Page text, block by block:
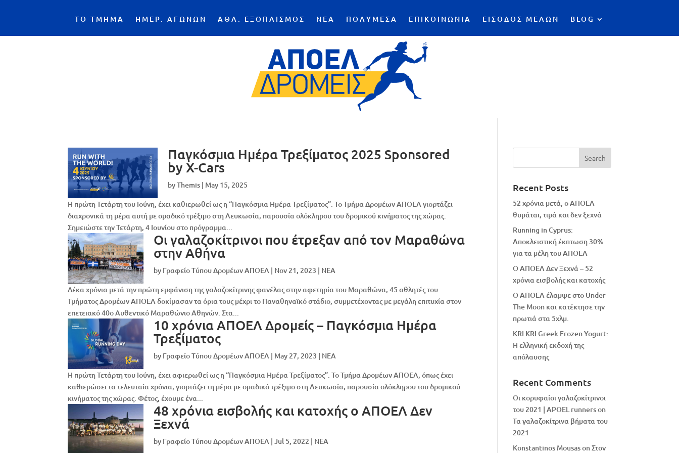
ΤΟ ΤΜΗΜΑ ΗΜΕΡ. ΑΓΩΝΩΝ ΑΘΛ. ΕΞΟΠΛΙΣΜΟΣ ΝΕΑ ΠΟΛΥΜΕΣΑ ΕΠΙΚΟΙΝΩΝΙΑ ΕΙΣΟΔΟΣ ΜΕΛΩΝ BLOG
Παγκόσμια Ημέρα Τρεξίματος 2025 Sponsored
by X-Cars
byThemis | May 15, 2025
Η πρώτη Τετάρτη του Ιούνη, έχει καθιερωθεί ως η “Παγκόσμια Ημέρα Τρεξίματος”. Το Τμήμα Δρομέων ΑΠΟΕΛ γιορτάζει
διαχρονικά τη μέρα αυτή με ομαδικό τρέξιμο στη Λευκωσία, παρουσία ολόκληρου του δρομικού κινήματος της χώρας.
Σημειώστε την Τετάρτη, 4 Ιουνίου στο πρόγραμμα...
Οι γαλαζοκίτρινοι που έτρεξαν από τον Μαραθώνα
στην Αθήνα
by Γραφείο Τύπου Δρομέων ΑΠΟΕΛ | Nov 21, 2023 | NEA
Δέκα χρόνια μετά την πρώτη εμφάνιση της γαλαζοκίτρινης φανέλας στην αφετηρία του Μαραθώνα, 45 αθλητές του
Τμήματος Δρομέων ΑΠΟΕΛ δοκίμασαν τα όρια τους μέχρι το Παναθηναϊκό στάδιο, συμμετέχοντας με μεγάλη επιτυχία στον
επετειακό 40ο Αυθεντικό Μαραθώνιο Αθηνών. Στα...
10 χρόνια ΑΠΟΕΛ Δρομείς – Παγκόσμια Ημέρα
Τρεξίματος
by Γραφείο Τύπου Δρομέων ΑΠΟΕΛ | May 27, 2023 | NEA
Η πρώτη Τετάρτη του Ιούνη, έχει αφιερωθεί ως η “Παγκόσμια Ημέρα Τρεξίματος”. Το Τμήμα Δρομέων ΑΠΟΕΛ, όπως έχει
καθιερώσει τα τελευταία χρόνια, γιορτάζει τη μέρα με ομαδικό τρέξιμο στη Λευκωσία, παρουσία ολόκληρου του δρομικού
κινήματος της χώρας. Φέτος, έχουμε ένα...
48 χρόνια εισβολής και κατοχής ο ΑΠΟΕΛ Δεν
Ξεχνά
by Γραφείο Τύπου Δρομέων ΑΠΟΕΛ |Jul 5, 2022 | NEA
Recent Posts
52 χρόνια μετά, ο ΑΠΟΕΛ
θυμάται, τιμά και δεν ξεχνά
Running in Cyprus:
Αποκλειστική έκπτωση 30%
για τα μέλη του ΑΠΟΕΛ
Ο ΑΠΟΕΛ Δεν Ξεχνά – 52
χρόνια εισβολής και κατοχής
Ο ΑΠΟΕΛ έλαμψε στο Under
The Moon και κατέκτησε την
πρωτιά στα 5χλμ.
KRI KRI Greek Frozen Yogurt:
Η ελληνική εκδοχή της
απόλαυσης
Recent Comments
Οι κορυφαίοι γαλαζοκίτρινοι
του 2021 | APOEL runnerson
Τα γαλαζοκίτρινα βήματα του
2021
Konstantinos MousasonΣτον